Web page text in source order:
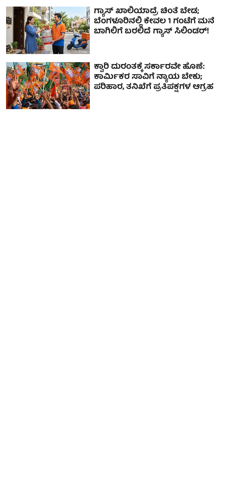
ಗ್ಯಾಸ್ ಖಾಲಿಯಾದ್ರೆ ಚಿಂತೆ ಬೇಡ;
ಬೆಂಗಳೂರಿನಲ್ಲಿ ಕೇವಲ 1 ಗಂಟೆಗೆ ಮನೆ
ಬಾಗಿಲಿಗೆ ಬರಲಿದೆ ಗ್ಯಾಸ್ ಸಿಲಿಂಡರ್!
ಕ್ವಾರಿ ದುರಂತಕ್ಕೆ ಸರ್ಕಾರವೇ ಹೊಣೆ:
ಕಾರ್ಮಿಕರ ಸಾವಿಗೆ ನ್ಯಾಯ ಬೇಕು;
ಪರಿಹಾರ, ತನಿಖೆಗೆ ಪ್ರತಿಪಕ್ಷಗಳ ಆಗ್ರಹ